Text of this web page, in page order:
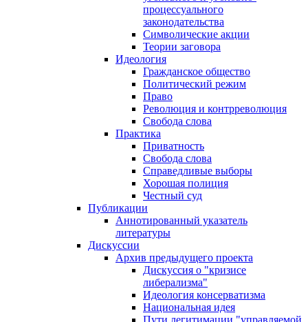
процессуального
законодательства
Символические акции
Теории заговора
Идеология
Гражданское общество
Политический режим
Право
Революция и контрреволюция
Свобода слова
Практика
Приватность
Свобода слова
Справедливые выборы
Хорошая полиция
Честный суд
Публикации
Аннотированный указатель
литературы
Дискуссии
Архив предыдущего проекта
Дискуссия о "кризисе
либерализма"
Идеология консерватизма
Национальная идея
Пути легитимации "управляемой